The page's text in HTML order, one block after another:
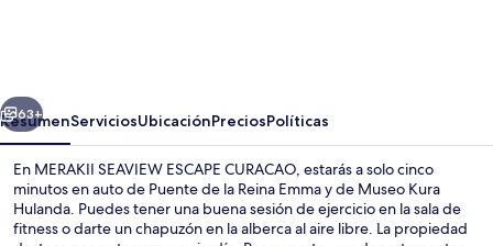
Siguiente
63+
ResumenServiciosUbicaciónPreciosPolíticas
En MERAKII SEAVIEW ESCAPE CURACAO, estarás a solo cinco
minutos en auto de Puente de la Reina Emma y de Museo Kura
Hulanda. Puedes tener una buena sesión de ejercicio en la sala de
fitness o darte un chapuzón en la alberca al aire libre. La propiedad